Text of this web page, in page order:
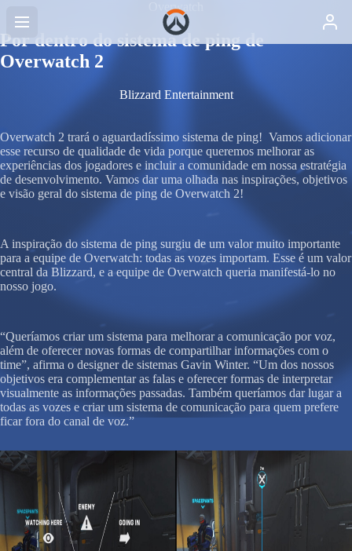
Overwatch
Por dentro do sistema de ping de
Overwatch 2
Blizzard Entertainment
Overwatch 2 trará o aguardadíssimo sistema de ping! Vamos adicionar
esse recurso de qualidade de vida porque queremos melhorar as
experiências dos jogadores e incluir a comunidade em nossa estratégia
de desenvolvimento. Vamos dar uma olhada nas inspirações, objetivos
e visão geral do sistema de ping de Overwatch 2!
A inspiração do sistema de ping surgiu de um valor muito importante
para a equipe de Overwatch: todas as vozes importam. Esse é um valor
central da Blizzard, e a equipe de Overwatch queria manifestá-lo no
nosso jogo.
“Queríamos criar um sistema para melhorar a comunicação por voz,
além de oferecer novas formas de compartilhar informações com o
time”, afirma o designer de sistemas Gavin Winter. “Um dos nossos
objetivos era complementar as falas e oferecer formas de interpretar
visualmente as informações passadas. Também queríamos dar lugar a
todas as vozes e criar um sistema de comunicação para quem prefere
ficar fora do canal de voz.”